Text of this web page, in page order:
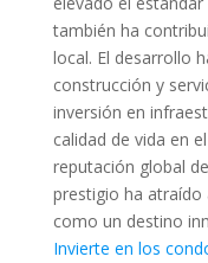
también ha
local. El desarrollo
construcción y
inversión en
calidad de vida en
reputación global
prestigio ha
como un destino
Invierte en los